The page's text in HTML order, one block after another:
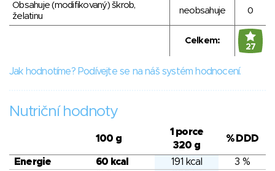
Obsahuje (modifikovaný) škrob,
želatinu
neobsahuje 0
Celkem:
27
Jak hodnotíme? Podívejte se na náš systém hodnocení.
Nutriční hodnoty
100 g
1 porce
320 g
% DDD
Energie 60 kcal 191 kcal
3 %